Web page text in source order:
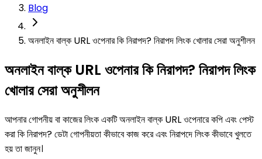
Blog
অনলাইন বাল্ক URL ওপেনার কি নিরাপদ? নিরাপদ লিংক খোলার সেরা অনুশীলন
অনলাইন বাল্ক URL ওপেনার কি নিরাপদ? নিরাপদ লিংক
খোলার সেরা অনুশীলন
আপনার গোপনীয় বা কাজের লিংক একটি অনলাইন বাল্ক URL ওপেনারে কপি এবং পেস্ট
করা কি নিরাপদ? ডেটা গোপনীয়তা কীভাবে কাজ করে এবং নিরাপদে লিংক কীভাবে খুলতে
হয় তা জানুন।